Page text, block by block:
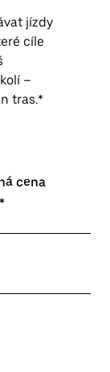
jízdy
cíle
–
tras.*
cena